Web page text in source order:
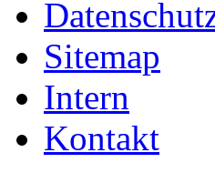
Sitemap
Intern
Kontakt